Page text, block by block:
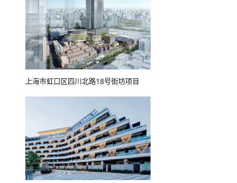
上海市虹口区四川北路18号街坊项目